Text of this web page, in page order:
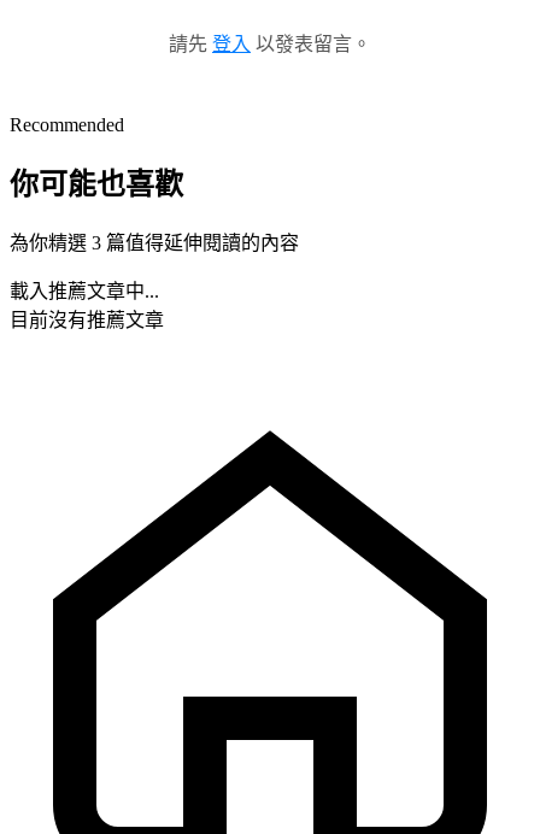
請先 登入 以發表留言。
Recommended
你可能也喜歡
為你精選 3 篇值得延伸閱讀的內容
載入推薦文章中...
目前沒有推薦文章